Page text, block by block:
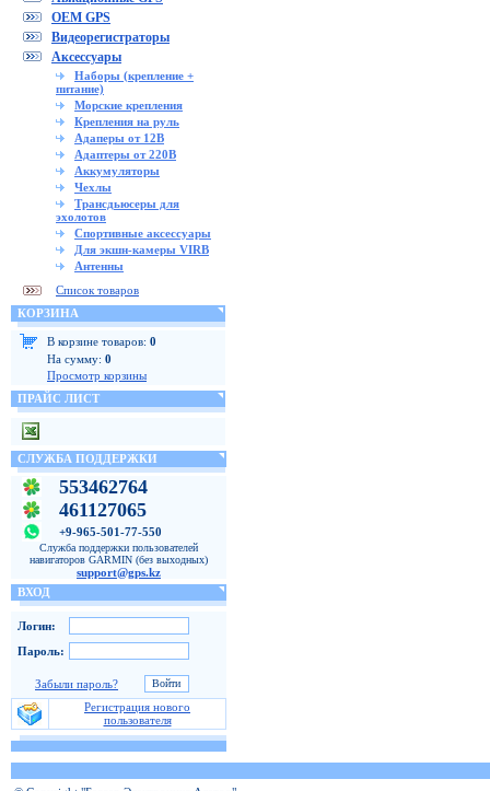
OEM GPS
Видеорегистраторы
Аксессуары
Наборы (крепление +
питание)
Морские крепления
Крепления на руль
Адаперы от 12В
Адаптеры от 220В
Аккумуляторы
Чехлы
Трансдьюсеры для
эхолотов
Спортивные аксессуары
Для экшн-камеры VIRB
Антенны
Список товаров
КОРЗИНА
В корзине товаров: 0
На сумму: 0
Просмотр корзины
ПРАЙС ЛИСТ
СЛУЖБА ПОДДЕРЖКИ
553462764
461127065
+9-965-501-77-550
Служба поддержки пользователей
навигаторов GARMIN (без выходных)
support@gps.kz
ВХОД
Логин:
Пароль:
Забыли пароль?
Регистрация нового
пользователя